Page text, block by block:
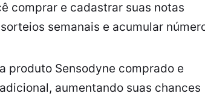
comprar e cadastrar suas notas
semanais e acumular
produto Sensodyne comprado e
aumentando suas chances